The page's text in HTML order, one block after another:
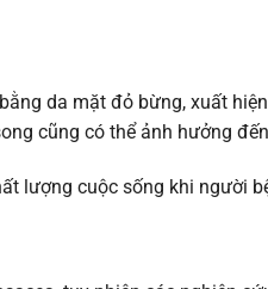
da mặt đỏ bừng, xuất
cũng có thể ảnh hưởng
lượng cuộc sống khi